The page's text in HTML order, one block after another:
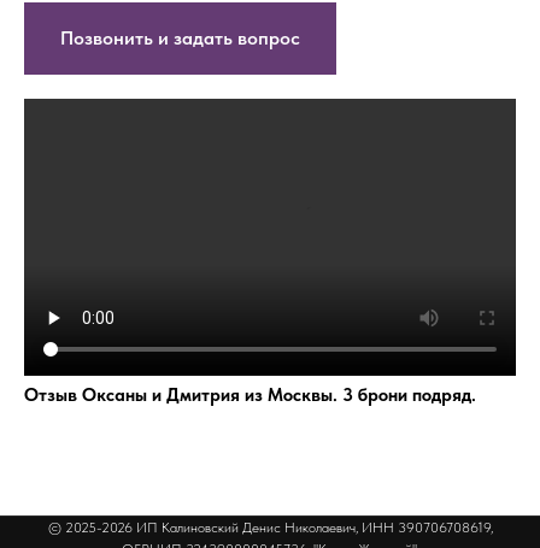
Позвонить и задать вопрос
Отзыв Оксаны и Дмитрия из Москвы. 3 брони подряд.
© 2025-2026 ИП Калиновский Денис Николаевич, ИНН 390706708619,